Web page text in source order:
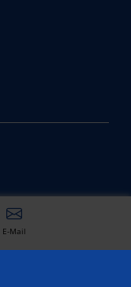
E-Mail